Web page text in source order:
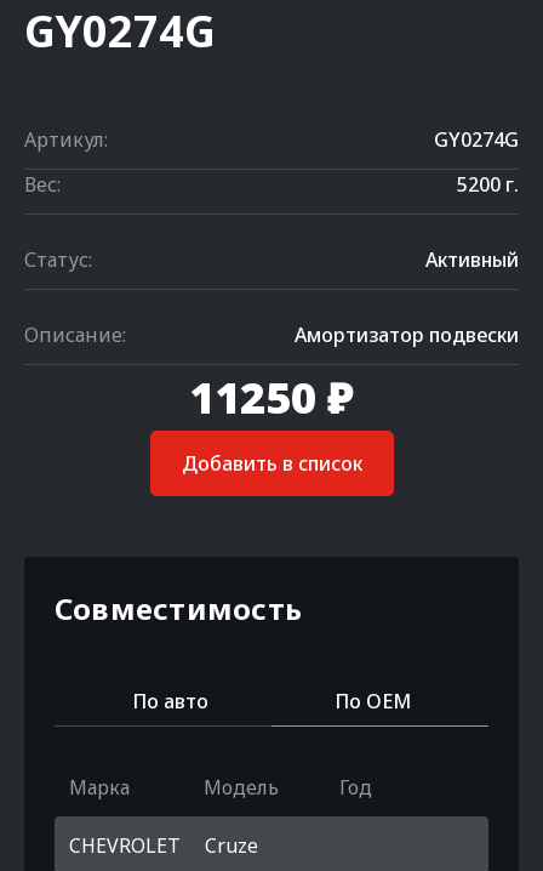
GY0274G
Артикул:
GY0274G
Вес:
5200 г.
Статус: Активный
Описание: Амортизатор подвески
11250 ₽
Добавить в список
Совместимость
По авто По OEM
Марка Модель Год
CHEVROLET Cruze